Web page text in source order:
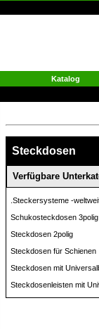
Katalog
Steckdosen
Verfügbare
.Steckersysteme -
Schukosteckdosen
Steckdosen 2polig
Steckdosen für Schienen
Steckdosen mit
Steckdosenleisten mit